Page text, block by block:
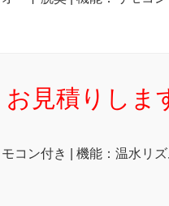
お見積りしま
コン付き | 機能：温水リ